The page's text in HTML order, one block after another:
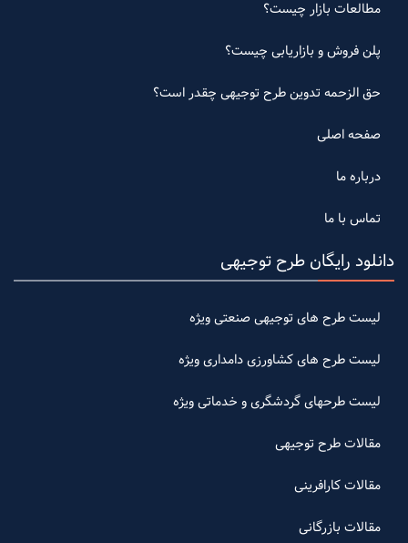
مطالعات بازار چیست؟
پلن فروش و بازاریابی چیست؟
حق الزحمه تدوین طرح توجیهی چقدر است؟
صفحه اصلی
درباره ما
تماس با ما
دانلود رایگان طرح توجیهی
لیست طرح های توجیهی صنعتی ویژه
لیست طرح های کشاورزی دامداری ویژه
لیست طرحهای گردشگری و خدماتی ویژه
مقالات طرح توجیهی
مقالات کارافرینی
مقالات بازرگانی